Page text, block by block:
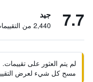
7.7 جيد
2,440 من التقييمات تم التحقق منها
لم يتم العثور على
مسح كل شيء لعرض